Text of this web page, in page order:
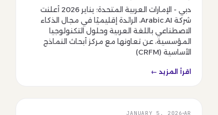
دبي - الإمارات العربية المتحدة؛ يناير 2026 أعلنت
شركة Arabic.AI، الرائدة إقليميًا في مجال الذكاء
الاصطناعي باللغة العربية وحلول التكنولوجيا
المؤسسية، عن تعاونها مع مركز أبحاث النماذج
الأساسية (CRFM)
اقرأ المزيد ←
AR
JANUARY 5, 2026